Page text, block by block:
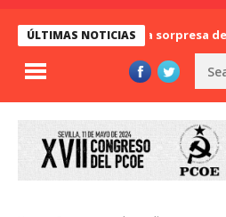
ÚLTIMAS NOTICIASLa sorpresa de